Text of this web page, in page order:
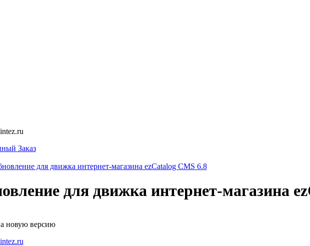
Заказ
для движка интернет-магазина ezCatalog CMS 6.8
для движка интернет-магазина
новую версию